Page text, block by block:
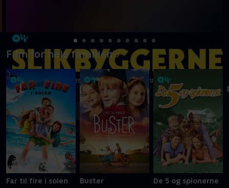
Ni kreative børn kæmper om at blive Danmarks vildeste
slikbygger
Mere info
Film for hele familien
Far til fire i solen Buster De 5 og spionerne